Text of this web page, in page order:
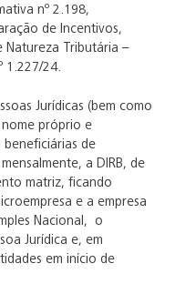
nº 2.198,
de Incentivos,
Natureza Tributária –
1.227/24.
Jurídicas (bem como
próprio e
beneficiárias de
a DIRB, de
matriz, ficando
e a empresa
Nacional, o
Jurídica e, em
em início de